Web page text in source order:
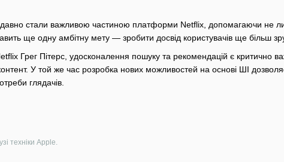
давно стали важливою частиною платформи Netflix, допомагаючи не
ще одну амбітну мету — зробити досвід користувачів ще більш
Грег Пітерс, удосконалення пошуку та рекомендацій є критично
У той же час розробка нових можливостей на основі ШІ
глядачів.
техніки Apple.